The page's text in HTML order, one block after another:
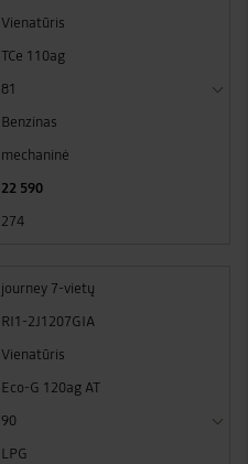
Vienatūris
TCe 110ag
81
Benzinas
mechaninė
22 590
274
journey 7-vietų
RI1-2J1207GIA
Vienatūris
Eco-G 120ag AT
90
LPG